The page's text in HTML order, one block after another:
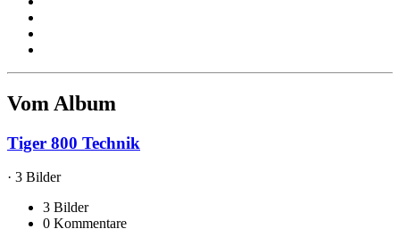
Vom Album
Tiger 800 Technik
· 3 Bilder
3 Bilder
0 Kommentare